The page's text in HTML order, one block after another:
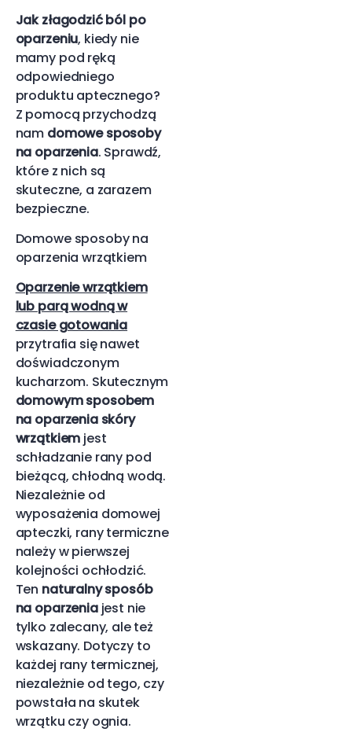
Jak złagodzić ból po
oparzeniu, kiedy nie
mamy pod ręką
odpowiedniego
produktu aptecznego?
Z pomocą przychodzą
nam domowe sposoby
na oparzenia. Sprawdź,
które z nich są
skuteczne, a zarazem
bezpieczne.
Domowe sposoby na
oparzenia wrzątkiem
Oparzenie wrzątkiem
lub parą wodną w
czasie gotowania
przytrafia się nawet
doświadczonym
kucharzom. Skutecznym
domowym sposobem
na oparzenia skóry
wrzątkiem jest
schładzanie rany pod
bieżącą, chłodną wodą.
Niezależnie od
wyposażenia domowej
apteczki, rany termiczne
należy w pierwszej
kolejności ochłodzić.
Ten naturalny sposób
na oparzeniajest nie
tylko zalecany, ale też
wskazany. Dotyczy to
każdej rany termicznej,
niezależnie od tego, czy
powstała na skutek
wrzątku czy ognia.